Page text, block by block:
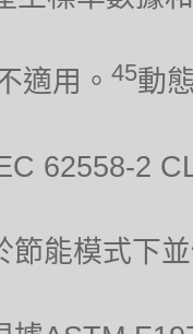
適用。 45動
62558-2
節能模式下